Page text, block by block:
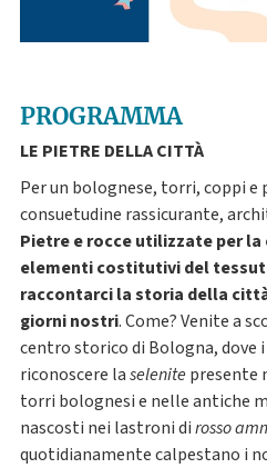
PROGRAMMA
LE PIETRE DELLA CITTÀ
Per un bolognese, torri, coppi e
consuetudine rassicurante,
Pietre e rocce utilizzate per
elementi costitutivi del
raccontarci la storia della
giorni nostri. Come? Venite a
centro storico di Bologna, dove
riconoscere laselenitepresente
torri bolognesi e nelle antiche
nascosti nei lastroni dirosso
quotidianamente calpestano i